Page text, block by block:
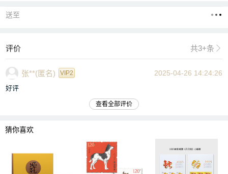
送至
评价 共3+条 
张**(匿名) VIP2 2025-04-26 14:24:26
好评
查看全部评价
猜你喜欢